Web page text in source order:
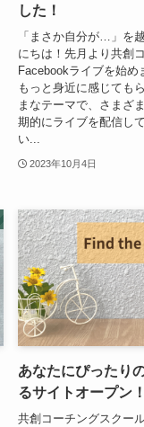
した！
「まさか自分が…」を
にちは！先月より共創
Facebookライブを始め
もっと身近に感じても
まなテーマで、さまざ
期的にライブを配信し
い...
2023年10月4日
あなたにぴったり
るサイトオープン！
共創コーチングスクー